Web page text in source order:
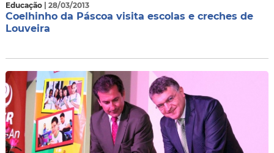
Educação | 28/03/2013
Coelhinho da Páscoa visita escolas e creches de
Louveira